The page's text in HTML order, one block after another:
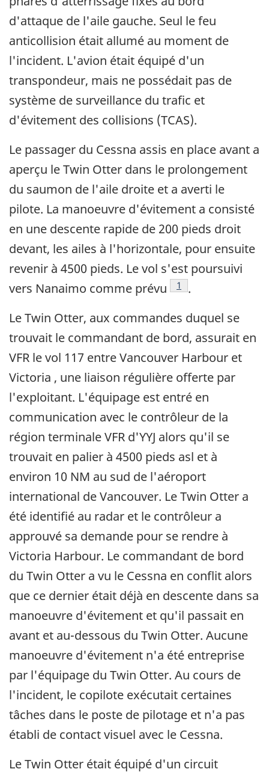
d'attaque de l'aile gauche. Seul le feu
anticollision était allumé au moment de
l'incident. L'avion était équipé d'un
transpondeur, mais ne possédait pas de
système de surveillance du trafic et
d'évitement des collisions (TCAS).
Le passager du Cessna assis en place avant a
aperçu le Twin Otter dans le prolongement
du saumon de l'aile droite et a averti le
pilote. La manoeuvre d'évitement a consisté
en une descente rapide de 200 pieds droit
devant, les ailes à l'horizontale, pour ensuite
revenir à 4500 pieds. Le vol s'est poursuivi
vers Nanaimo comme prévu
Note de bas de page
1
.
Le Twin Otter, aux commandes duquel se
trouvait le commandant de bord, assurait en
VFR le vol 117 entre Vancouver Harbour et
Victoria , une liaison régulière offerte par
l'exploitant. L'équipage est entré en
communication avec le contrôleur de la
région terminale VFR d'YYJ alors qu'il se
trouvait en palier à 4500 pieds asl et à
environ 10 NM au sud de l'aéroport
international de Vancouver. Le Twin Otter a
été identifié au radar et le contrôleur a
approuvé sa demande pour se rendre à
Victoria Harbour. Le commandant de bord
du Twin Otter a vu le Cessna en conflit alors
que ce dernier était déjà en descente dans sa
manoeuvre d'évitement et qu'il passait en
avant et au-dessous du Twin Otter. Aucune
manoeuvre d'évitement n'a été entreprise
par l'équipage du Twin Otter. Au cours de
l'incident, le copilote exécutait certaines
tâches dans le poste de pilotage et n'a pas
établi de contact visuel avec le Cessna.
Le Twin Otter était équipé d'un circuit